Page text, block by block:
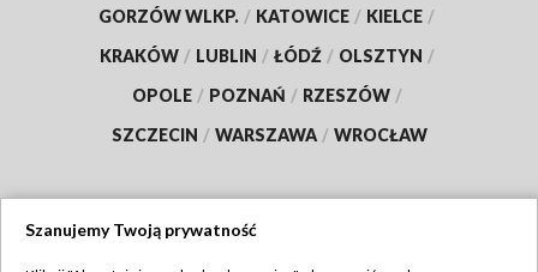
GORZÓW WLKP. / KATOWICE / KIELCE /
KRAKÓW / LUBLIN / ŁÓDŹ / OLSZTYN /
OPOLE / POZNAŃ / RZESZÓW /
SZCZECIN / WARSZAWA / WROCŁAW
Szanujemy Twoją prywatność